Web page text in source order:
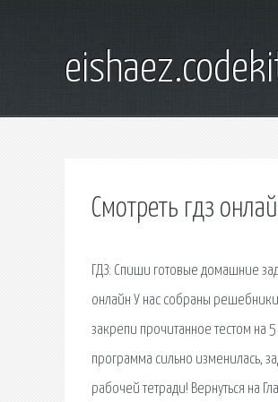
Смотреть гдз
ГДЗ: Спиши готовые домашние
онлайн У нас собраны
закрепи прочитанное тестом
программа сильно изменилась,
рабочей тетради! Вернуться на